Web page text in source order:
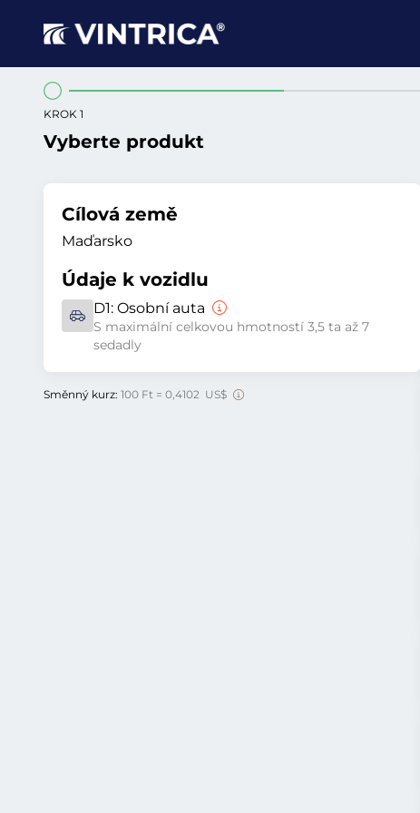
KROK 1
Vyberte produkt
Cílová země
Maďarsko
Údaje k vozidlu
D1: Osobní auta
S maximální celkovou hmotností 3,5 ta až 7
sedadly
Směnný kurz: 100 Ft = 0,4102 US$